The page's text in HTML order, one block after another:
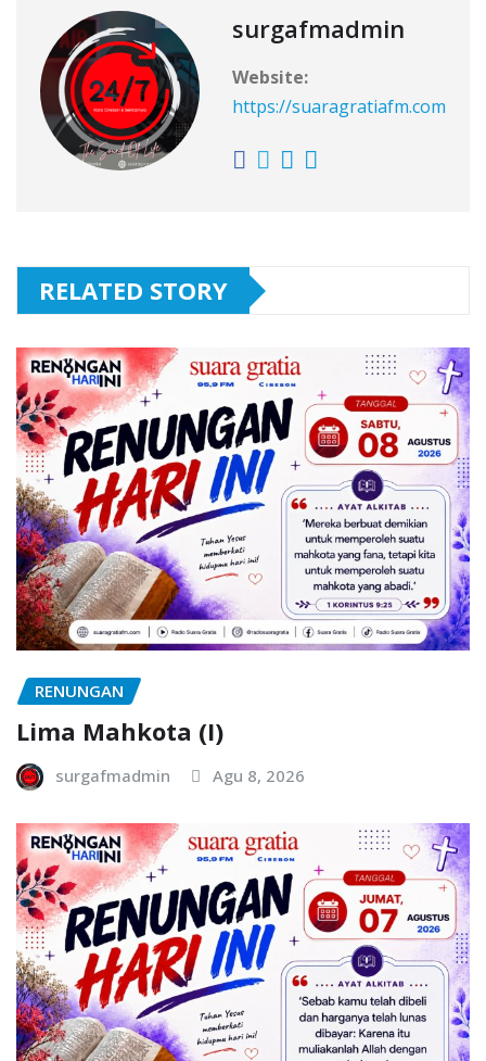
surgafmadmin
Website:
https://suaragratiafm.com
RELATED STORY
RENUNGAN
Lima Mahkota (I)
surgafmadmin Agu 8, 2026